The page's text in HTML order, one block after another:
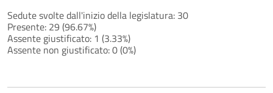
Sedute svolte dall'inizio della legislatura: 30
Presente: 29 (96.67%)
Assente giustificato: 1 (3.33%)
Assente non giustificato: 0 (0%)